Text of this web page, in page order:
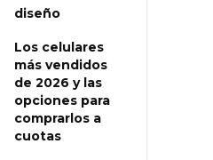
diseño
Los celulares
más vendidos
de 2026 y las
opciones para
comprarlos a
cuotas